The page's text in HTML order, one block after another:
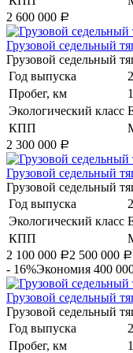
2 600 000 Р
​Грузовой седельный
​Грузовой седельный
Год выпуска
Пробег, км
Экологический класс
КПП
2 300 000 Р
Грузовой седельный
Грузовой седельный
Год выпуска
Экологический класс
КПП
2 100 000 Р2 500 000 Р
- 16%Экономия 400
​Грузовой седельный
​Грузовой седельный
Год выпуска
Пробег, км